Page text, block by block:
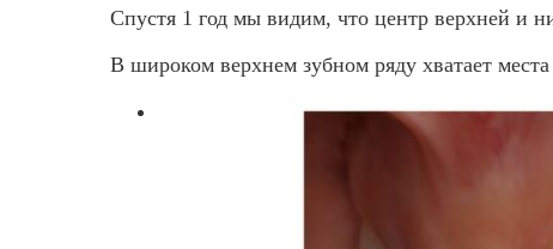
Спустя 1 год мы видим, что центр верхней и
В широком верхнем зубном ряду хватает